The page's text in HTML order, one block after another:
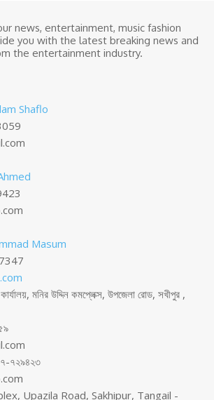
news, entertainment, music fashion
you with the latest breaking news and
the entertainment industry.
Shaflo
Masum
মনির উদ্দিন কমপ্লেক্স, উপজেলা রোড, সখীপুর ,
৭২৯৪২৩
Upazila Road, Sakhipur, Tangail -